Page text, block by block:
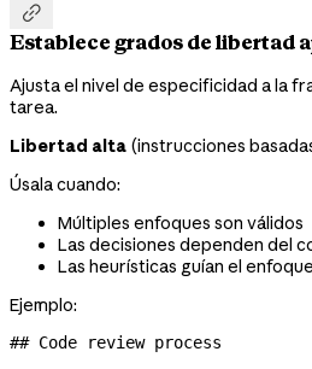

Establece grados de libertad
Ajusta el nivel de especificidad a la
tarea.
Libertad alta (instrucciones
Úsala cuando:
Múltiples enfoques son válidos
Las decisiones dependen del
Las heurísticas guían el enfoque
Ejemplo:
## Code review process